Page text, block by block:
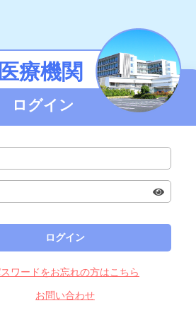
医療機関
ログイン
ワードをお忘れの方はこちら
お問い合わせ